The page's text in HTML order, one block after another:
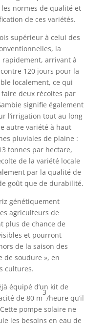
normes de qualité et
de ces variétés.
supérieur à celui des
la
rapidement, arrivant à
120 jours pour la
localement, ce qui
deux récoltes par
signifie également
l’irrigation tout au long
autre variété à haut
pluviales de plaine :
tonnes par hectare,
de la variété locale
par la qualité de
goût que de durabilité.
génétiquement
agriculteurs de
plus de chance de
et pourront
de la saison des
de soudure », en
cultures.
équipé d’un kit de
de 80 m
3
/heure qu’il
pompe solaire ne
les besoins en eau de